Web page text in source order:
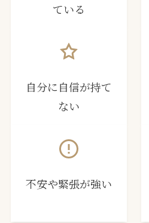
ている
自分に自信が持て
ない
不安や緊張が強い